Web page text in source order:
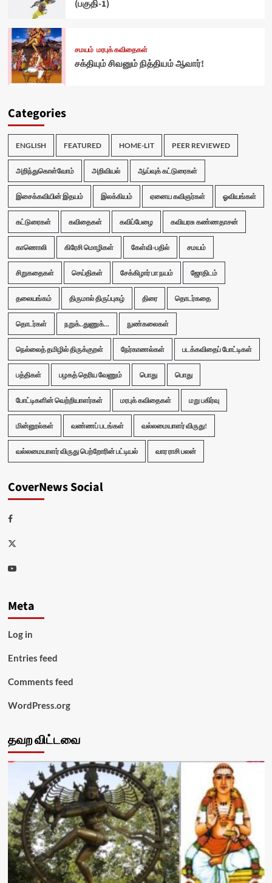
(பகுதி-1)
சமயம் மரபுக் கவிதைகள்
சக்தியும் சிவனும் நித்தியம் ஆவார்!
Categories
ENGLISH FEATURED HOME-LIT PEER REVIEWED
அறிந்துகொள்வோம் அறிவியல் ஆய்வுக் கட்டுரைகள்
இசைக்கவியின் இதயம் இலக்கியம் ஏனைய கவிஞர்கள் ஓவியங்கள்
கட்டுரைகள் கவிதைகள் கவிப்பேழை கவியரசு கண்ணதாசன்
காணொலி கிரேசி மொழிகள் கேள்வி-பதில் சமயம்
சிறுகதைகள் செய்திகள் சேக்கிழார் பா நயம் ஜோதிடம்
தலையங்கம் திருமால் திருப்புகழ் திரை தொடர்கதை
தொடர்கள் நறுக்..துணுக்... நுண்கலைகள்
நெல்லைத் தமிழில் திருக்குறள் நேர்காணல்கள் படக்கவிதைப் போட்டிகள்
பத்திகள் பழகத் தெரிய வேணும் பொது பொது
போட்டிகளின் வெற்றியாளர்கள் மரபுக் கவிதைகள் மறு பகிர்வு
மின்னூல்கள் வண்ணப் படங்கள் வல்லமையாளர் விருது!
வல்லமையாளர் விருது பெற்றோரின் பட்டியல் வார ராசி பலன்
CoverNews Social
Facebook
Twitter
Youtube
Meta
Log in
Entries feed
Comments feed
WordPress.org
தவற விட்டவை